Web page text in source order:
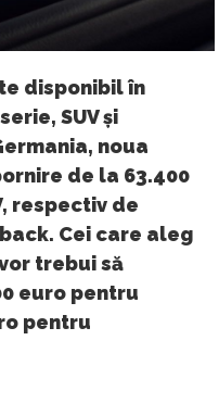
disponibil în
SUV și
noua
de la 63.400
respectiv de
Cei care aleg
trebui să
euro pentru
pentru